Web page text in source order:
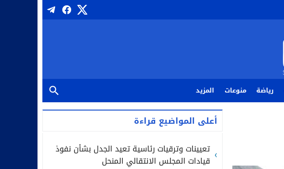
رياضة منوعات المزيد
أعلى المواضيع قراءة
تعيينات وترقيات رئاسية تعيد الجدل بشأن نفوذ
قيادات المجلس الانتقالي المنحل